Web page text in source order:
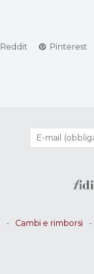
Reddit Pinterest
- Cambi e rimborsi -